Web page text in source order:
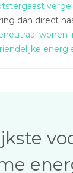
dan direct
wonen